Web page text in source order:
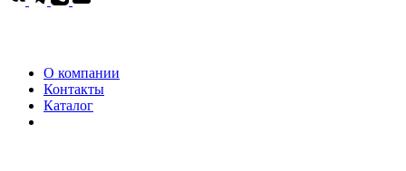
О компании
Контакты
Каталог